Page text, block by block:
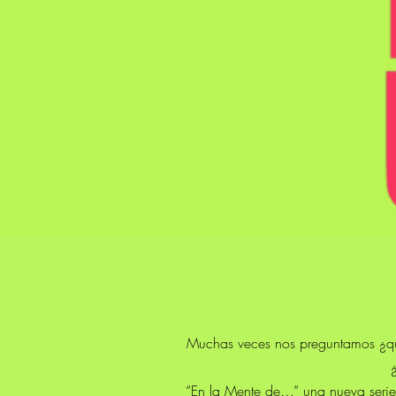
Muchas veces nos preguntamos
“En la Mente de…” una nueva